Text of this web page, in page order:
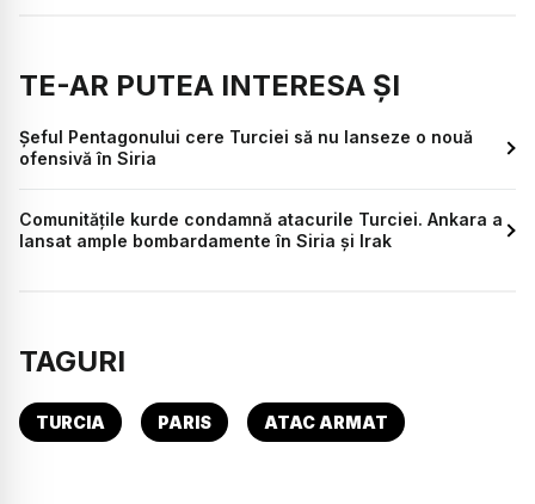
TE-AR PUTEA INTERESA ȘI
Şeful Pentagonului cere Turciei să nu lanseze o nouă
ofensivă în Siria
Comunitățile kurde condamnă atacurile Turciei. Ankara a
lansat ample bombardamente în Siria și Irak
TAGURI
TURCIA PARIS ATAC ARMAT